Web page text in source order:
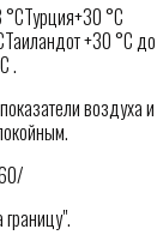
°C
+30 °C до
.
воздуха и